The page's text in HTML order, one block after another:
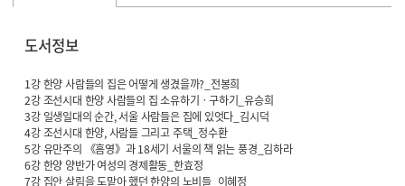
도서정보
1강 한양 사람들의 집은 어떻게 생겼을까?_전봉희
2강 조선시대 한양 사람들의 집 소유하기ㆍ구하기_유승희
3강 일생일대의 순간, 서울 사람들은 집에 있엇다_김시덕
4강 조선시대 한양, 사람들 그리고 주택_정수환
5강 유만주의 《흠영》과 18세기 서울의 책 읽는 풍경_김하라
6강 한양 양반가 여성의 경제활동_한효정
7강 집안 살림을 도맡아 했던 한양의 노비들_이혜정